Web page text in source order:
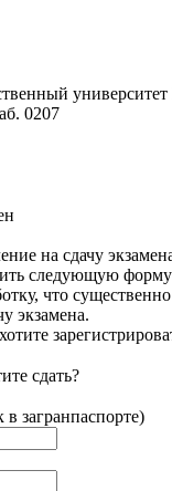
университет
0207
на сдачу
следующую
что
экзамена.
сдать?
загранпаспорте)